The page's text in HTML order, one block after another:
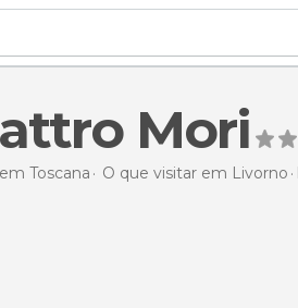
Mori
Toscana O que visitar em Livorno